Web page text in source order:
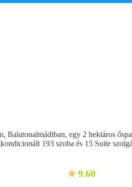
egy 2 hektáros
193 szoba és 15 Suite
9.60